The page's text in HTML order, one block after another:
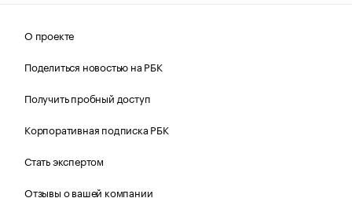
О проекте
Поделиться новостью на РБК
Получить пробный доступ
Корпоративная подписка РБК
Стать экспертом
Отзывы о вашей компании